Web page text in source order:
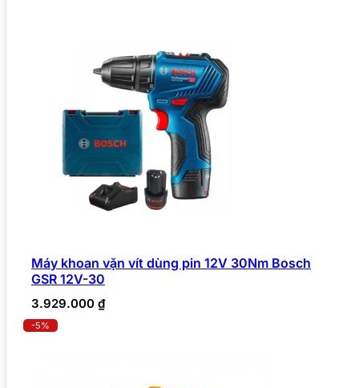
Máy khoan vặn vít dùng pin 12V 30Nm Bosch
GSR 12V-30
3.929.000 ₫
-5%